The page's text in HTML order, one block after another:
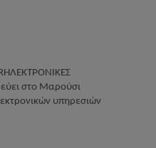
ΗΛΕΚΤΡΟΝΙΚΕΣ
στο Μαρούσι
υπηρεσιών